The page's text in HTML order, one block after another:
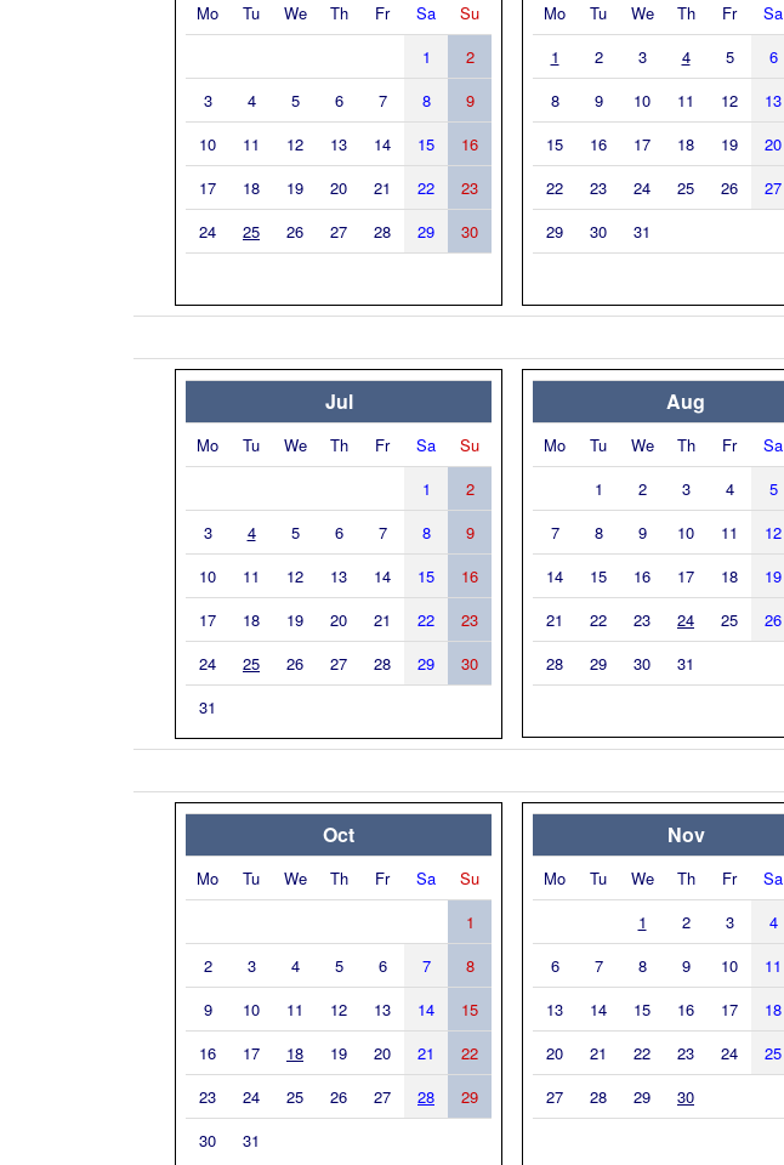
Mo Tu We Th Fr Sa
Su
1
2
3
4 5 6 7 8
9
10
11 12 13 14 15
16
17
18 19 20 21 22
23
24
25 26 27 28 29 30
Mo Tu We Th Fr Sa
1
2 3 4 5 6
8
9 10 11 12 13
15
16 17 18 19 20
22
23 24 25 26 27
29
30 31
Jul
Mo Tu We Th Fr Sa
Su
1
2
3
4 5 6 7 8
9
10
11 12 13 14 15
16
17
18 19 20 21 22
23
24
25 26 27 28 29
30
31
Aug
Mo Tu We Th Fr Sa
1
2 3 4 5
7
8 9 10 11 12
14
15 16 17 18 19
21
22 23 24 25 26
28
29 30 31
Oct
Mo Tu We Th Fr Sa
Su
1
2
3 4 5 6 7
8
9
10 11 12 13 14
15
16
17 18 19 20 21
22
23
24 25 26 27 28
29
30
31
Nov
Mo Tu We Th Fr Sa
1
2 3 4
6
7 8 9 10 11
13
14 15 16 17 18
20
21 22 23 24 25
27
28 29 30